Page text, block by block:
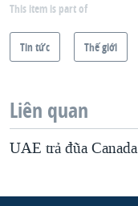
This item is part of
Tin tức Thế giới
Liên quan
UAE trả đũa Canada